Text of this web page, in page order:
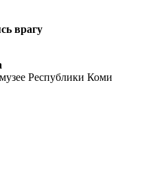
врагу
Республики Коми